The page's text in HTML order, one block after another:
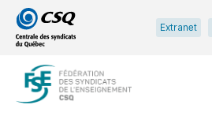
Passer
au
menu
principal
Passer
au
contenu
Extranet